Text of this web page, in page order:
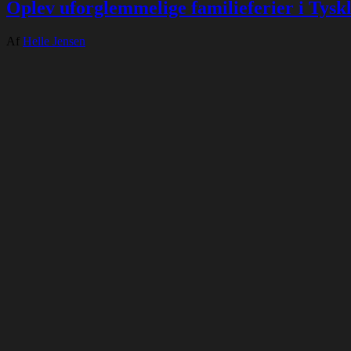
Oplev uforglemmelige familieferier i
Af Helle Jensen